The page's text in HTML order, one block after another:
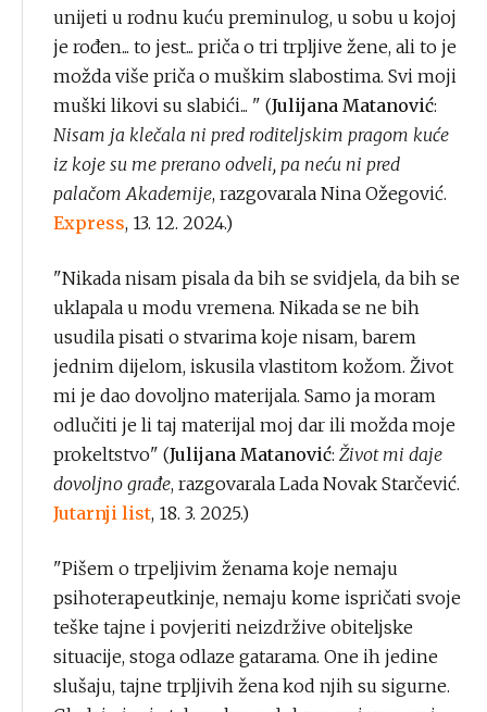
unijeti u rodnu kuću preminulog, u sobu u kojoj
je rođen... to jest... priča o tri trpljive žene, ali to je
možda više priča o muškim slabostima. Svi moji
muški likovi su slabići... " (Julijana Matanović:
Nisam ja klečala ni pred roditeljskim pragom kuće
iz koje su me prerano odveli, pa neću ni pred
palačom Akademije, razgovarala Nina Ožegović.
Express, 13. 12. 2024.)
"Nikada nisam pisala da bih se svidjela, da bih se
uklapala u modu vremena. Nikada se ne bih
usudila pisati o stvarima koje nisam, barem
jednim dijelom, iskusila vlastitom kožom. Život
mi je dao dovoljno materijala. Samo ja moram
odlučiti je li taj materijal moj dar ili možda moje
prokeltstvo" (Julijana Matanović: Život mi daje
dovoljno građe, razgovarala Lada Novak Starčević.
Jutarnji list, 18. 3. 2025.)
"Pišem o trpeljivim ženama koje nemaju
psihoterapeutkinje, nemaju kome ispričati svoje
teške tajne i povjeriti neizdržive obiteljske
situacije, stoga odlaze gatarama. One ih jedine
slušaju, tajne trpljivih žena kod njih su sigurne.